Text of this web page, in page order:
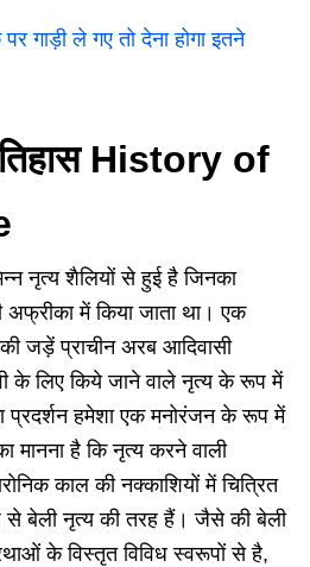
ले गए तो देना होगा इतने
History of
नृत्य शैलियों से हुई है जिनका
अफ्रीका में किया जाता था। एक
जड़ें प्राचीन अरब आदिवासी
के लिए किये जाने वाले नृत्य के रूप में
प्रदर्शन हमेशा एक मनोरंजन के रूप में
मानना है कि नृत्य करने वाली
काल की नक्काशियों में चित्रित
से बेली नृत्य की तरह हैं। जैसे की बेली
के विस्तृत विविध स्वरूपों से है,